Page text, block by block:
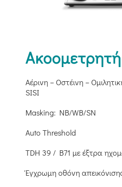
Αέρινη – Οστέινη –
SISI
Masking: NB/WB/SN
Auto Threshold
TDH 39 / B71 με έξτρα
Έγχρωμη οθόνη